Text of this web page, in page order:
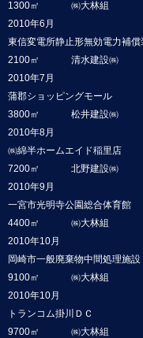
1300㎡
㈱大林組
2010年6月
東信変電所静止形無効電力補
2100㎡
清水建設㈱
2010年7月
蒲郡ショッピングモール
3800㎡
松井建設㈱
2010年8月
㈱綿半ホームエイド稲里店
7200㎡
北野建設㈱
2010年9月
一宮市光明寺公園総合体育館
4400㎡
㈱大林組
2010年10月
岡崎市一般廃棄物中間処理施設
9100㎡
㈱大林組
2010年10月
トランコム掛川ＤＣ
9700㎡
㈱大林組